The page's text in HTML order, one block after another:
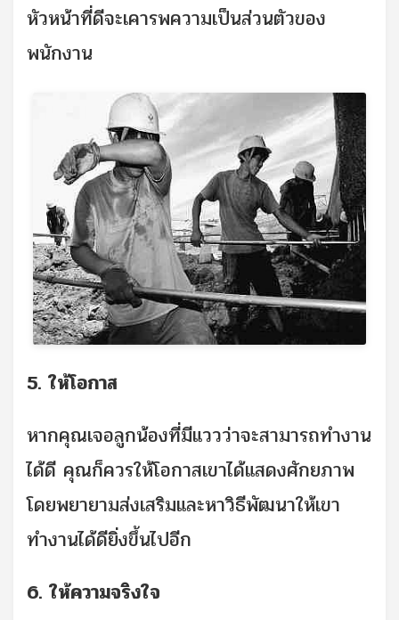
หัวหน้าที่ดีจะเคารพความเป็นส่วนตัวของ
พนักงาน
5. ให้โอกาส
หากคุณเจอลูกน้องที่มีแววว่าจะสามารถทำงาน
ได้ดี คุณก็ควรให้โอกาสเขาได้แสดงศักยภาพ
โดยพยายามส่งเสริมและหาวิธีพัฒนาให้เขา
ทำงานได้ดียิ่งขึ้นไปอีก
6. ให้ความจริงใจ